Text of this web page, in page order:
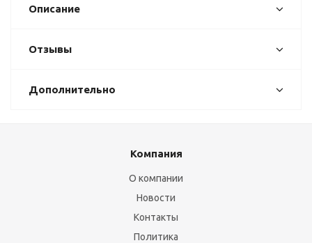
Описание
Отзывы
Дополнительно
Компания
О компании
Новости
Контакты
Политика